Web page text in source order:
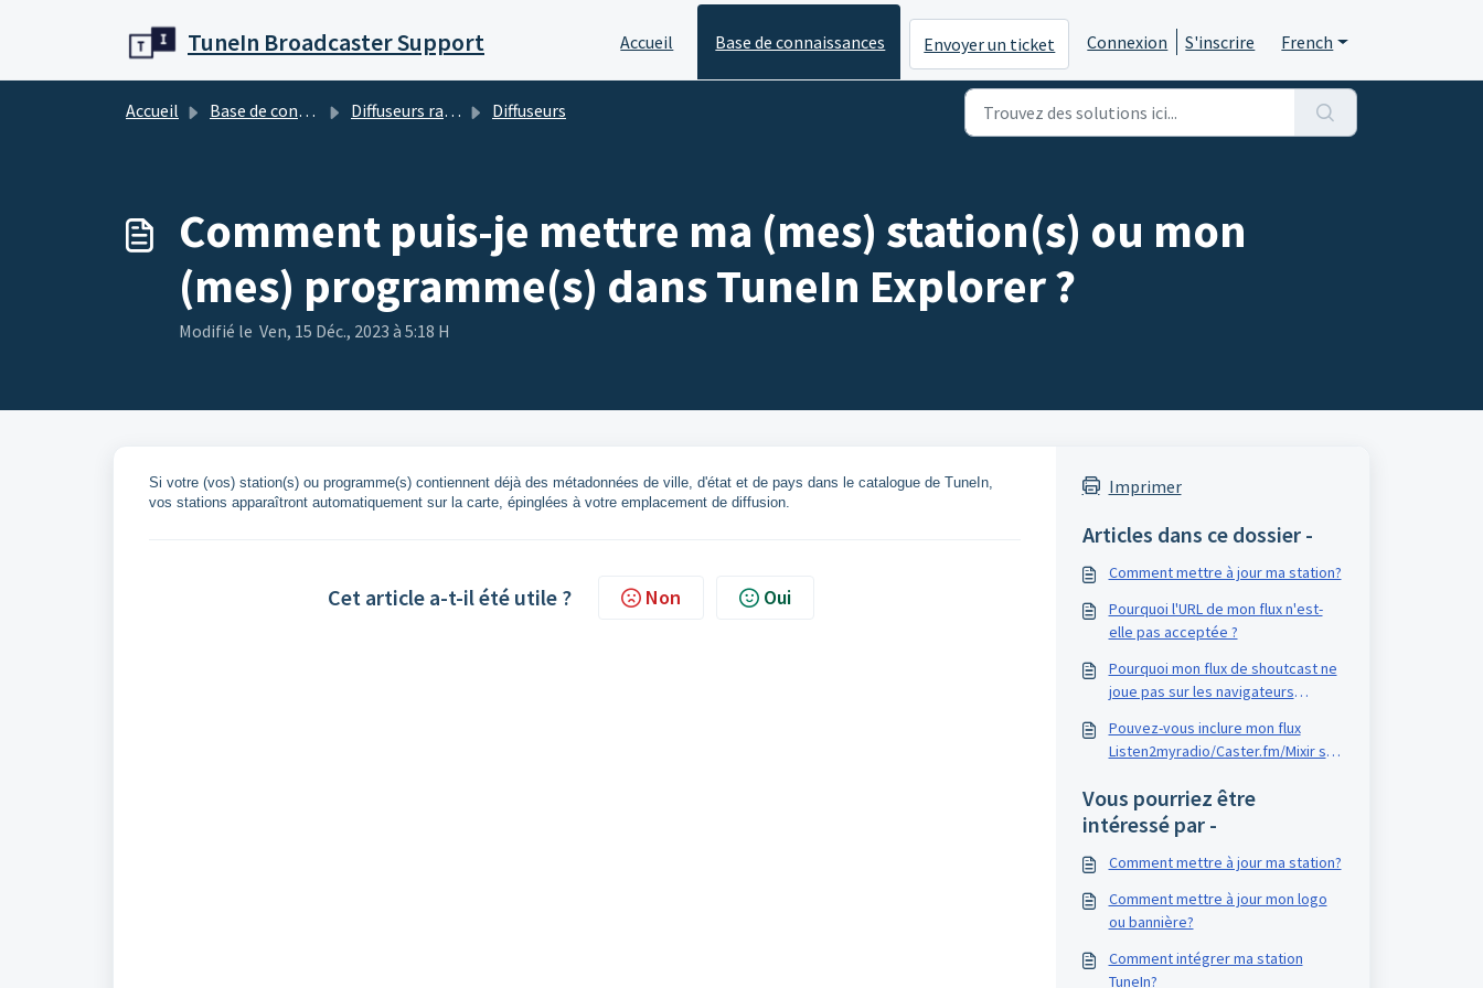
TuneIn Broadcaster Support Accueil Base de connaissances Envoyer un ticket Connexion S'inscrire French
Accueil Base de connaissances Diffuseurs radio Diffuseurs
Comment puis-je mettre ma (mes) station(s) ou mon
(mes) programme(s) dans TuneIn Explorer ?
Modifié le Ven, 15 Déc., 2023 à 5:18 H
Si votre (vos) station(s) ou programme(s) contiennent déjà des métadonnées de ville, d'état et de pays dans le catalogue de TuneIn,
vos stations apparaîtront automatiquement sur la carte, épinglées à votre emplacement de diffusion.
Cet article a-t-il été utile ? Non Oui
Imprimer
Articles dans ce dossier -
Comment mettre à jour ma station?
Pourquoi l'URL de mon flux n'est-
elle pas acceptée ?
Pourquoi mon flux de shoutcast ne
joue pas sur les navigateurs
Pouvez-vous inclure mon flux
Listen2myradio/Caster.fm/Mixir sur
Vous pourriez être
intéressé par -
Comment mettre à jour ma station?
Comment mettre à jour mon logo
ou bannière?
Comment intégrer ma station
TuneIn?